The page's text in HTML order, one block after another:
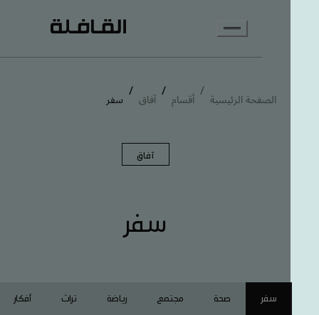
الصفحة الرئيسية / أقسام / آفاق سفر
سفر